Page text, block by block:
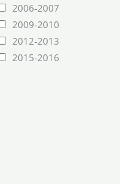
2006-2007
2009-2010
2012-2013
2015-2016